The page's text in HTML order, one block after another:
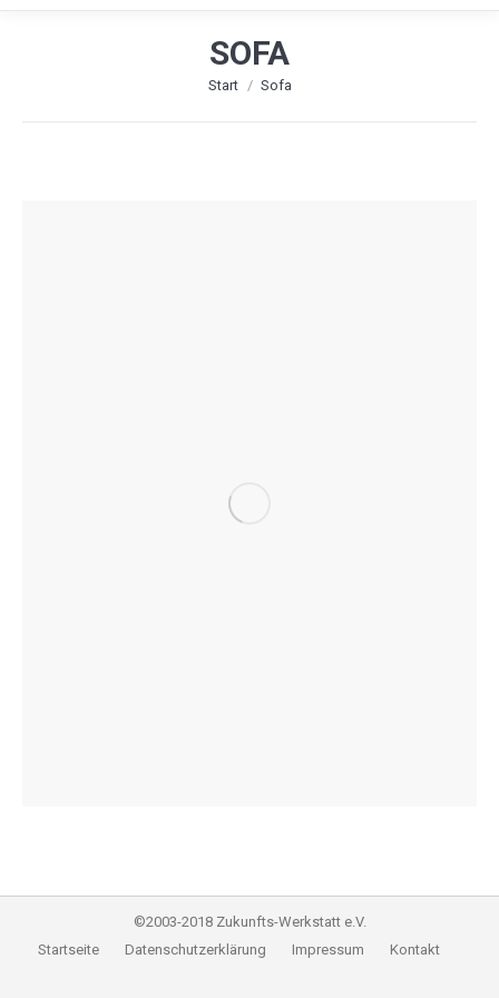
SOFA
Sie befinden sich hier:
Start Sofa
©2003-2018 Zukunfts-Werkstatt e.V.
Startseite
Datenschutzerklärung Impressum Kontakt